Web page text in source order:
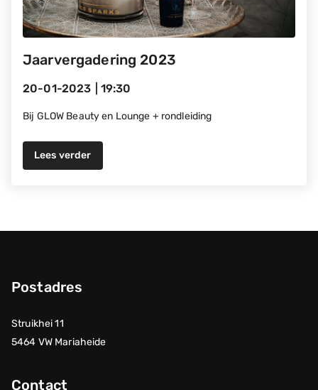
Jaarvergadering 2023
20-01-2023 19:30
Bij GLOW Beauty en Lounge + rondleiding
Lees verder
Postadres
Struikhei 11
5464 VW Mariaheide
Contact